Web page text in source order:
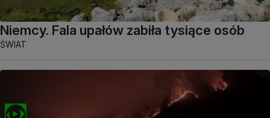
Niemcy. Fala upałów zabiła tysiące osób
ŚWIAT